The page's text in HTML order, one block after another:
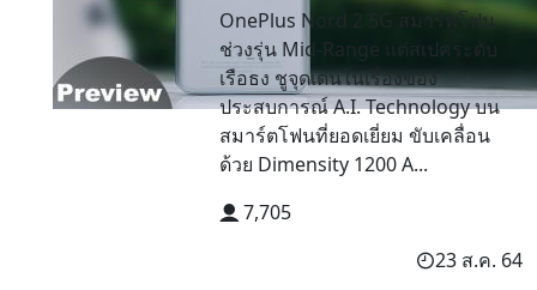
OnePlus Nord 2 5G สมาร์ทโฟน
ช่วงรุ่น Mid-Range แต่สเปคระดับ
เรือธง ชูจุดเด่นในเรื่องของ
ประสบการณ์ A.I. Technology บน
สมาร์ตโฟนที่ยอดเยี่ยม ขับเคลื่อน
ด้วย Dimensity 1200 A...
7,705
23 ส.ค. 64